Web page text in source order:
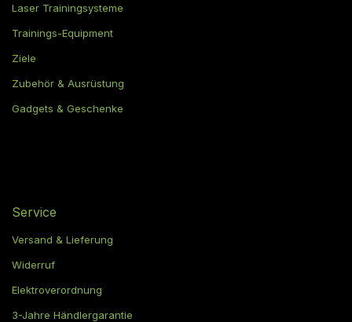
Laser Trainingsysteme
Trainings-Equipment
Ziele
Zubehör & Ausrüstung
Gadgets & Geschenke
Service
Versand & Lieferung
Widerruf
Elektroverordnung
3-Jahre Händlergarantie